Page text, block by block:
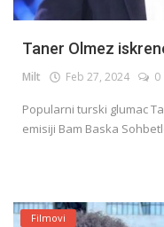
Taner Olmez
Milt Feb 27, 2024 0
Popularni turski glumac
emisiji Bam Baska
Filmovi